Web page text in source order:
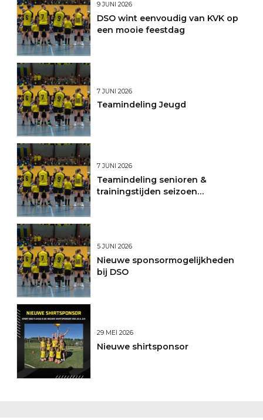
9 JUNI 2026
DSO wint eenvoudig van KVK op
een mooie feestdag
7 JUNI 2026
Teamindeling Jeugd
7 JUNI 2026
Teamindeling senioren &
trainingstijden seizoen
5 JUNI 2026
Nieuwe sponsormogelijkheden
bij DSO
29 MEI 2026
Nieuwe shirtsponsor